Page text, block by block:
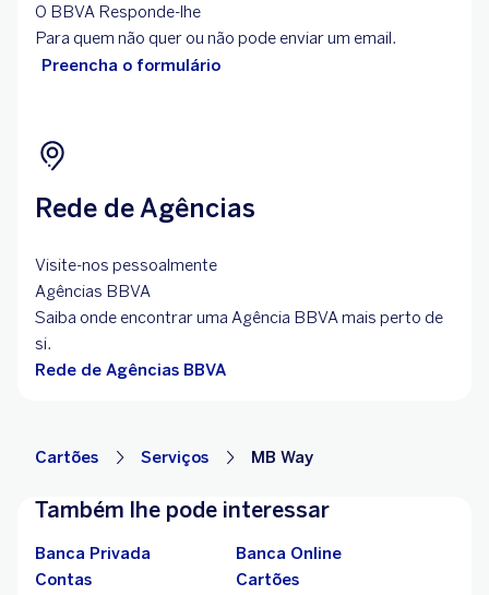
O BBVA Responde-lhe
Para quem não quer ou não pode enviar um email.
Preencha o formulário
Rede de Agências
Visite-nos pessoalmente
Agências BBVA
Saiba onde encontrar uma Agência BBVA mais perto de
si.
Rede de Agências BBVA
Cartões Serviços MB Way
Também lhe pode interessar
Banca Privada
Banca Online
Contas
Cartões